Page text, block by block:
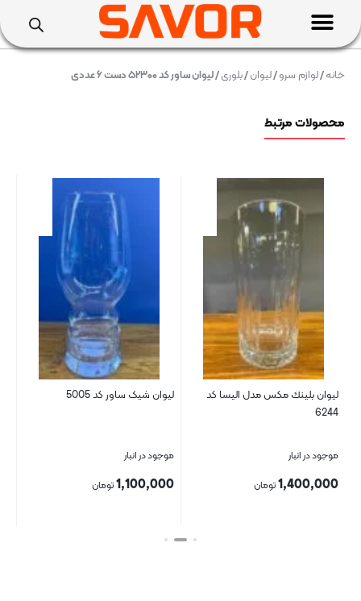
خانه/لوازم سرو/لیوان/بلوری/ لیوان ساور کد ۵۲۳۰۰ دست ۶ عددی
محصولات مرتبط
ليوان بلينك مكس مدل الیسا کد
6244
موجود در انبار
1,400,000تومان
لیوان شیک ساور کد 5005
موجود در انبار
1,100,000تومان
بستن